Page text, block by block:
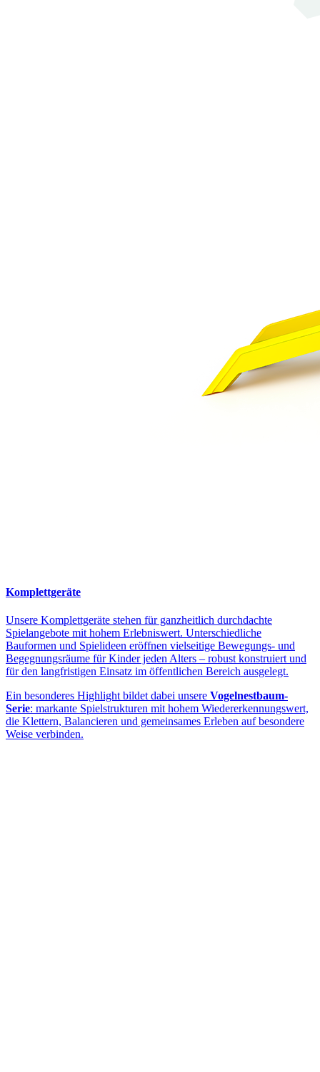
Komplettgeräte
Unsere Komplettgeräte stehen für ganzheitlich durchdachte
Spielangebote mit hohem Erlebniswert. Unterschiedliche
Bauformen und Spielideen eröffnen vielseitige Bewegungs- und
Begegnungsräume für Kinder jeden Alters – robust konstruiert und
für den langfristigen Einsatz im öffentlichen Bereich ausgelegt.
Ein besonderes Highlight bildet dabei unsere Vogelnestbaum-
Serie: markante Spielstrukturen mit hohem Wiedererkennungswert,
die Klettern, Balancieren und gemeinsames Erleben auf besondere
Weise verbinden.